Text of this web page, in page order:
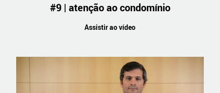
#9 | atenção ao condomínio
Assistir ao vídeo